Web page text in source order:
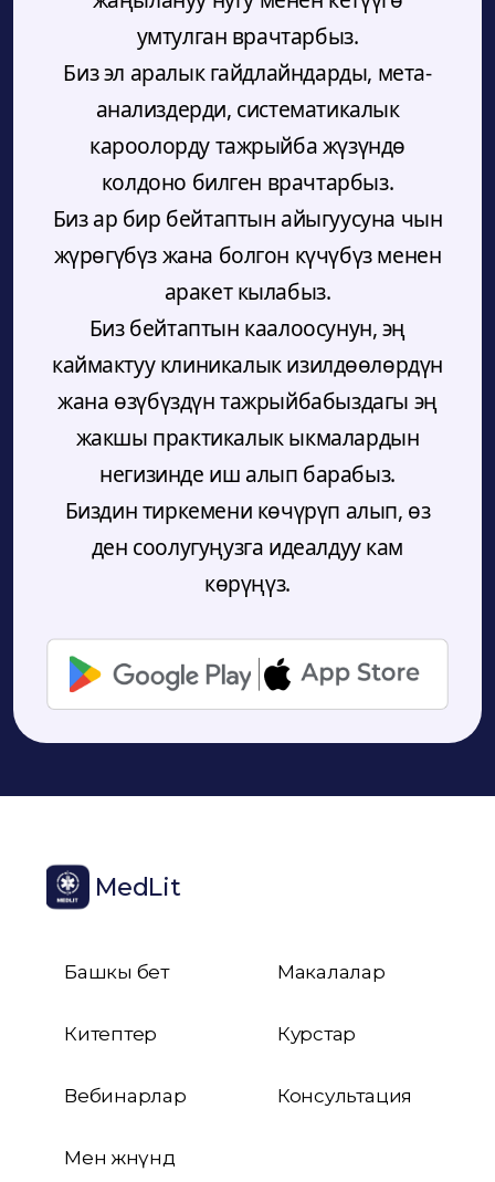
умтулган врачтарбыз.
Биз эл аралык гайдлайндарды, мета-
анализдерди, систематикалык
кароолорду тажрыйба жүзүндө
колдоно билген врачтарбыз.
Биз ар бир бейтаптын айыгуусуна чын
жүрөгүбүз жана болгон күчүбүз менен
аракет кылабыз.
Биз бейтаптын каалоосунун, эң
каймактуу клиникалык изилдөөлөрдүн
жана өзүбүздүн тажрыйбабыздагы эң
жакшы практикалык ыкмалардын
негизинде иш алып барабыз.
Биздин тиркемени көчүрүп алып, өз
ден соолугуңузга идеалдуу кам
көрүңүз.
MedLit
Башкы бет Макалалар
Китептер Курстар
Вебинарлар Консультация
Мен жөнүндө